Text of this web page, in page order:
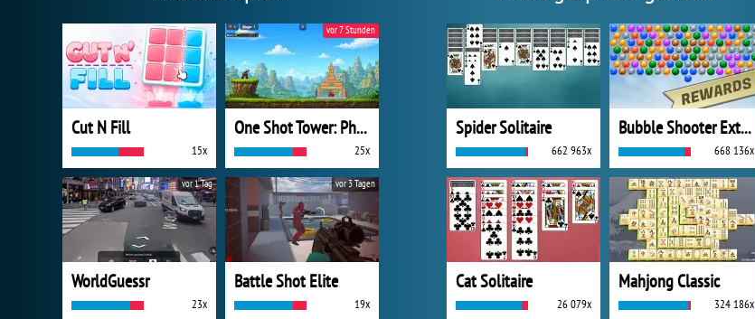
Cut N Fill
15x
One Shot Tower: Physics Destroyer
25x
vor 7 Stunden
WorldGuessr
23x
vor 1 Tag
Battle Shot Elite
19x
vor 3 Tagen
Spider Solitaire
662 963x
Bubble Shooter Extreme
668 136x
Cat Solitaire
26 079x
Mahjong Classic
324 186x